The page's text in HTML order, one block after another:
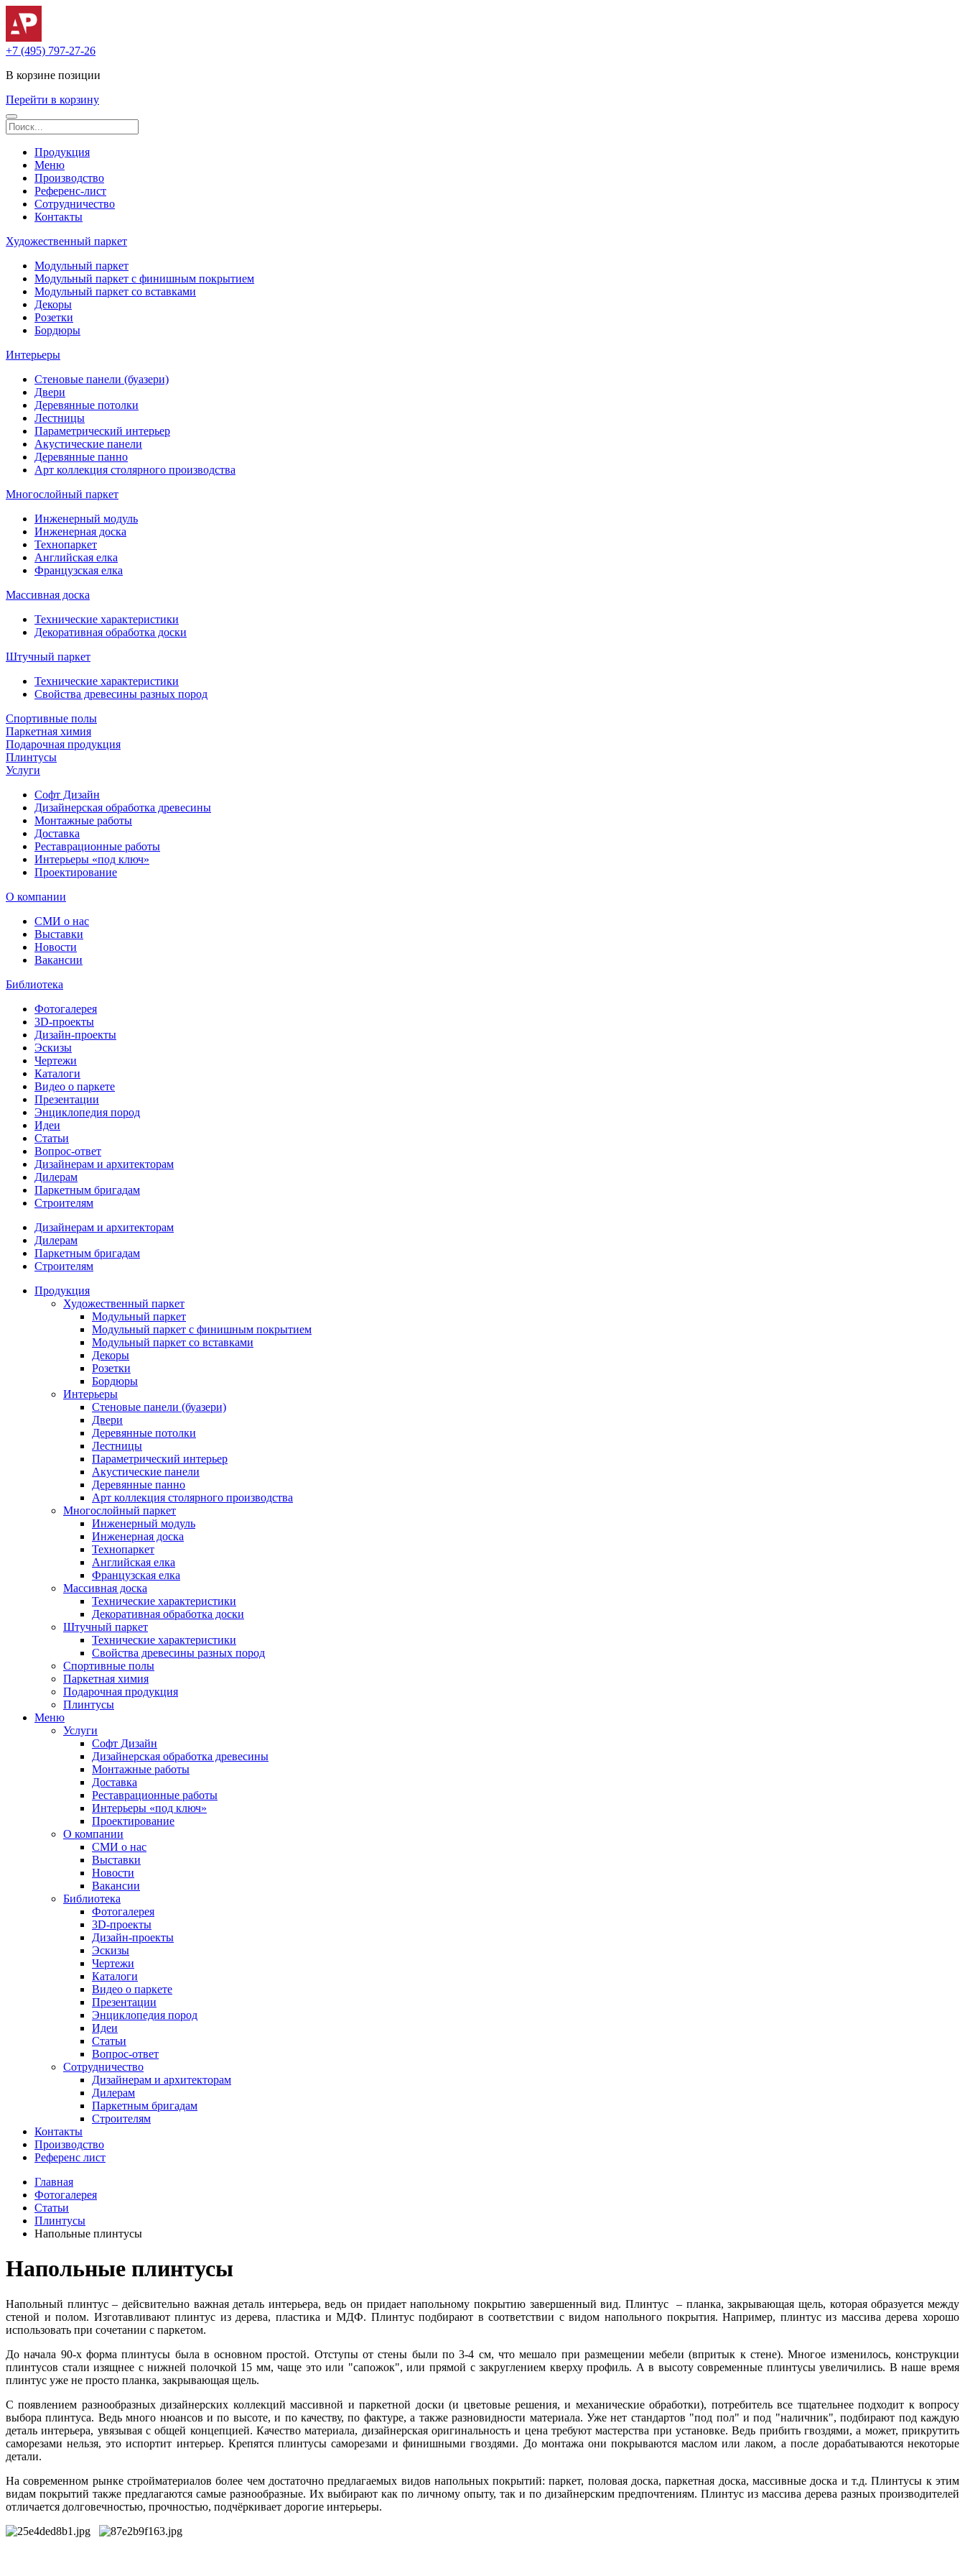
+7 (495) 797-27-26
В корзине позиции
Перейти в корзину
Продукция
Меню
Производство
Референс-лист
Сотрудничество
Контакты
Художественный паркет
Модульный паркет
Модульный паркет с финишным покрытием
Модульный паркет со вставками
Декоры
Розетки
Бордюры
Интерьеры
Стеновые панели (буазери)
Двери
Деревянные потолки
Лестницы
Параметрический интерьер
Акустические панели
Деревянные панно
Арт коллекция столярного производства
Многослойный паркет
Инженерный модуль
Инженерная доска
Технопаркет
Английская елка
Французская елка
Массивная доска
Технические характеристики
Декоративная обработка доски
Штучный паркет
Технические характеристики
Свойства древесины разных пород
Спортивные полы
Паркетная химия
Подарочная продукция
Плинтусы
Услуги
Софт Дизайн
Дизайнерская обработка древесины
Монтажные работы
Доставка
Реставрационные работы
Интерьеры «под ключ»
Проектирование
О компании
СМИ о нас
Выставки
Новости
Вакансии
Библиотека
Фотогалерея
3D-проекты
Дизайн-проекты
Эскизы
Чертежи
Каталоги
Видео о паркете
Презентации
Энциклопедия пород
Идеи
Статьи
Вопрос-ответ
Дизайнерам и архитекторам
Дилерам
Паркетным бригадам
Строителям
Дизайнерам и архитекторам
Дилерам
Паркетным бригадам
Строителям
Продукция
Художественный паркет
Модульный паркет
Модульный паркет с финишным покрытием
Модульный паркет со вставками
Декоры
Розетки
Бордюры
Интерьеры
Стеновые панели (буазери)
Двери
Деревянные потолки
Лестницы
Параметрический интерьер
Акустические панели
Деревянные панно
Арт коллекция столярного производства
Многослойный паркет
Инженерный модуль
Инженерная доска
Технопаркет
Английская елка
Французская елка
Массивная доска
Технические характеристики
Декоративная обработка доски
Штучный паркет
Технические характеристики
Свойства древесины разных пород
Спортивные полы
Паркетная химия
Подарочная продукция
Плинтусы
Меню
Услуги
Софт Дизайн
Дизайнерская обработка древесины
Монтажные работы
Доставка
Реставрационные работы
Интерьеры «под ключ»
Проектирование
О компании
СМИ о нас
Выставки
Новости
Вакансии
Библиотека
Фотогалерея
3D-проекты
Дизайн-проекты
Эскизы
Чертежи
Каталоги
Видео о паркете
Презентации
Энциклопедия пород
Идеи
Статьи
Вопрос-ответ
Сотрудничество
Дизайнерам и архитекторам
Дилерам
Паркетным бригадам
Строителям
Контакты
Производство
Референс лист
Главная
Фотогалерея
Статьи
Плинтусы
Напольные плинтусы
Напольные плинтусы
Напольный плинтус – дейсвительно важная деталь интерьера, ведь он придает напольному покрытию завершенный вид. Плинтус – планка, закрывающая щель, которая образуется между
стеной и полом. Изготавливают плинтус из дерева, пластика и МДФ. Плинтус подбирают в соответствии с видом напольного покрытия. Например, плинтус из массива дерева хорошо
использовать при сочетании с паркетом.
До начала 90-х форма плинтусы была в основном простой. Отступы от стены были по 3-4 см, что мешало при размещении мебели (впритык к стене). Многое изменилось, конструкции
плинтусов стали изящнее с нижней полочкой 15 мм, чаще это или "сапожок", или прямой с закруглением кверху профиль. А в высоту современные плинтусы увеличились. В наше время
плинтус уже не просто планка, закрывающая щель.
С появлением разнообразных дизайнерских коллекций массивной и паркетной доски (и цветовые решения, и механические обработки), потребитель все тщательнее подходит к вопросу
выбора плинтуса. Ведь много нюансов и по высоте, и по качеству, по фактуре, а также разновидности материала. Уже нет стандартов "под пол" и под "наличник", подбирают под каждую
деталь интерьера, увязывая с общей концепцией. Качество материала, дизайнерская оригинальность и цена требуют мастерства при установке. Ведь прибить гвоздями, а может, прикрутить
саморезами нельзя, это испортит интерьер. Крепятся плинтусы саморезами и финишными гвоздями. До монтажа они покрываются маслом или лаком, а после дорабатываются некоторые
детали.
На современном рынке стройматериалов более чем достаточно предлагаемых видов напольных покрытий: паркет, половая доска, паркетная доска, массивные доска и т.д. Плинтусы к этим
видам покрытий также предлагаются самые разнообразные. Их выбирают как по личному опыту, так и по дизайнерским предпочтениям. Плинтус из массива дерева разных производителей
отличается долговечностью, прочностью, подчёркивает дорогие интерьеры.